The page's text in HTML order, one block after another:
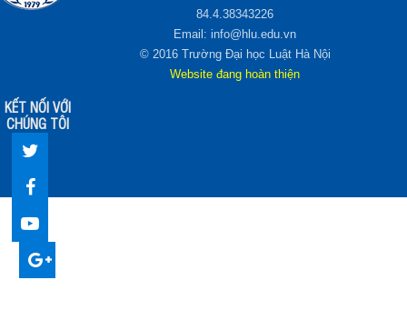
84.4.38343226
Email: info@hlu.edu.vn
© 2016 Trường Đại học Luật Hà Nội
Website đang hoàn thiện
KẾT NỐI VỚI
CHÚNG TÔI